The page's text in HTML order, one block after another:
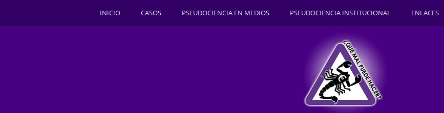
INICIO CASOS PSEUDOCIENCIA EN MEDIOS PSEUDOCIENCIA INSTITUCIONAL ENLACES